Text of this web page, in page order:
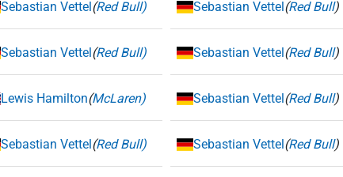
Sebastian Vettel(Red Bull) Sebastian Vettel(Red Bull)
Sebastian Vettel(Red Bull) Sebastian Vettel(Red Bull)
Lewis Hamilton(McLaren) Sebastian Vettel(Red Bull)
Sebastian Vettel(Red Bull) Sebastian Vettel(Red Bull)